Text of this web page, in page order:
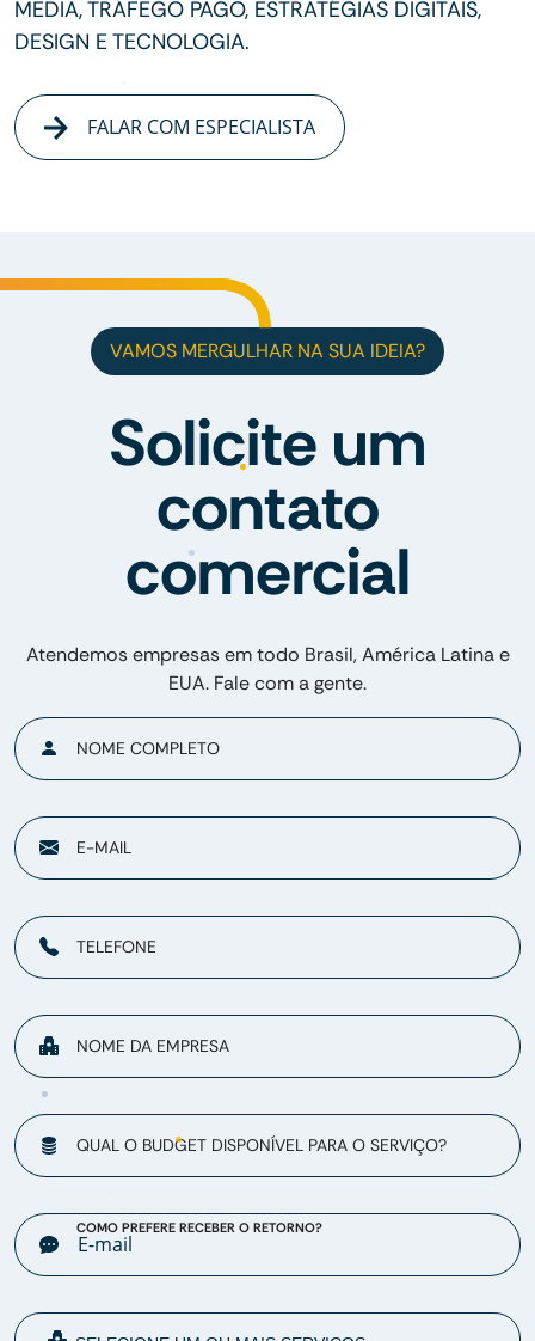
MEDIA, TRÁFEGO PAGO, ESTRATÉGIAS DIGITAIS,
DESIGN E TECNOLOGIA.
FALAR COM ESPECIALISTA
VAMOS MERGULHAR NA SUA IDEIA?
Solicite um
contato
comercial
Atendemos empresas em todo Brasil, América Latina e
EUA. Fale com a gente.
NOME COMPLETO
E-MAIL
TELEFONE
NOME DA EMPRESA
QUAL O BUDGET DISPONÍVEL PARA O SERVIÇO?
COMO PREFERE RECEBER O RETORNO?